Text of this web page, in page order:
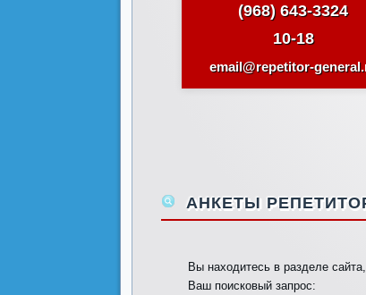
(968) 643-3324
10-18
email@repetitor-
АНКЕТЫ
Вы находитесь в разделе
Ваш поисковый запрос: